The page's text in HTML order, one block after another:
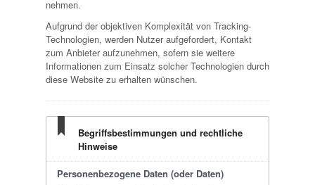
nehmen.
Aufgrund der objektiven Komplexität von Tracking-
Technologien, werden Nutzer aufgefordert, Kontakt
zum Anbieter aufzunehmen, sofern sie weitere
Informationen zum Einsatz solcher Technologien durch
diese Website zu erhalten wünschen.
Begriffsbestimmungen und rechtliche
Hinweise
Personenbezogene Daten (oder Daten)